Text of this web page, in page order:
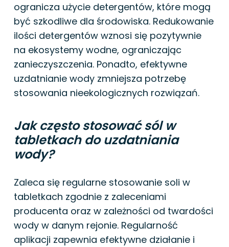
ogranicza użycie detergentów, które mogą
być szkodliwe dla środowiska. Redukowanie
ilości detergentów wznosi się pozytywnie
na ekosystemy wodne, ograniczając
zanieczyszczenia. Ponadto, efektywne
uzdatnianie wody zmniejsza potrzebę
stosowania nieekologicznych rozwiązań.
Jak często stosować sól w
tabletkach do uzdatniania
wody?
Zaleca się regularne stosowanie soli w
tabletkach zgodnie z zaleceniami
producenta oraz w zależności od twardości
wody w danym rejonie. Regularność
aplikacji zapewnia efektywne działanie i